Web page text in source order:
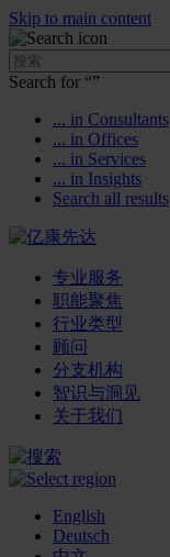
Skip to main content
Search for “”
... in Consultants
... in Offices
... in Services
... in Insights
Search all results
专业服务
职能聚焦
行业类型
顾问
分支机构
智识与洞见
关于我们
English
Deutsch